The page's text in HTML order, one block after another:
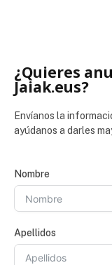
¿Quieres
Jaiak.eus?
Envíanos la
ayúdanos a darles
Nombre
Apellidos